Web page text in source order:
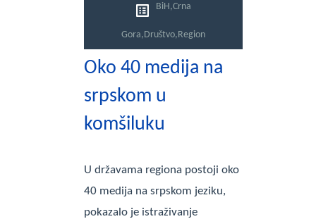
BiH ,Crna
Gora, Društvo, Region
Oko 40 medija na
srpskom u
komšiluku
U državama regiona postoji oko
40 medija na srpskom jeziku,
pokazalo je istraživanje